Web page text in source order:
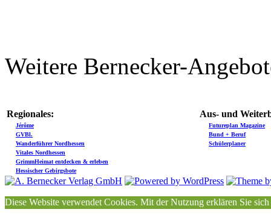
Weitere Bernecker-
Regionales: Aus- und
Jérôme
Futureplan Magazine
GVBl.
Bund + Beruf
Wanderführer Nordhessen
Schülerplaner
Vitales Nordhessen
GrimmHeimat entdecken & erleben
Hessischer Gebirgsbote
Diese Website verwendet Cookies. Mit der Nutzung erklären Sie